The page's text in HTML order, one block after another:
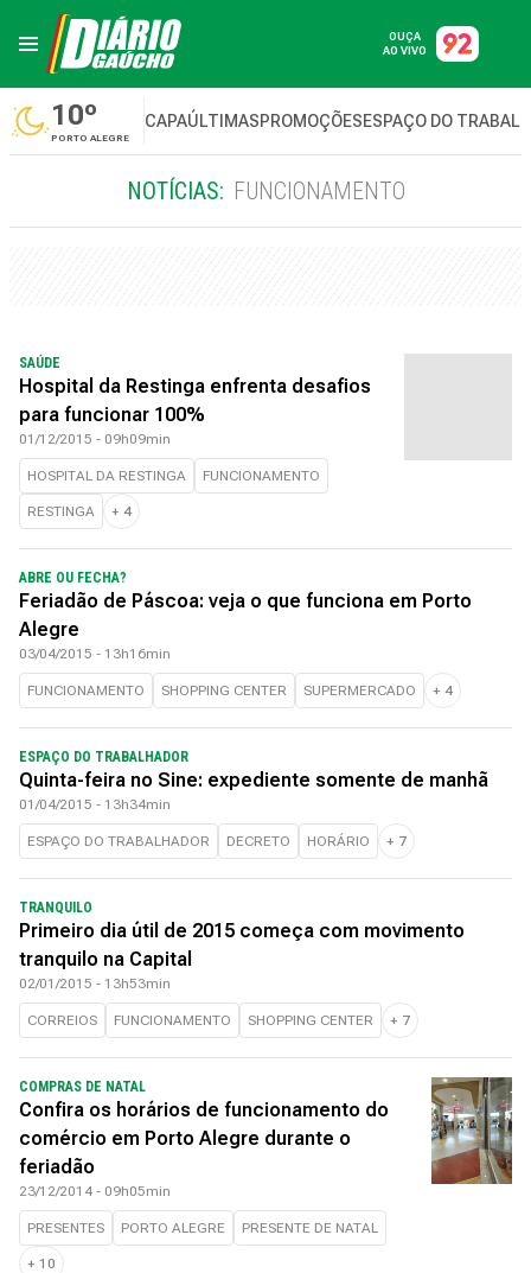
OUÇA
AO VIVO
10º
PORTO ALEGRE
CAPAÚLTIMASPROMOÇÕESESPAÇO DO
NOTÍCIAS: FUNCIONAMENTO
SAÚDE
Hospital da Restinga enfrenta desafios
para funcionar 100%
01/12/2015 - 09h09min
HOSPITAL DA RESTINGA FUNCIONAMENTO
RESTINGA + 4
ABRE OU FECHA?
Feriadão de Páscoa: veja o que funciona em Porto
Alegre
03/04/2015 - 13h16min
FUNCIONAMENTO SHOPPING CENTER SUPERMERCADO + 4
ESPAÇO DO TRABALHADOR
Quinta-feira no Sine: expediente somente de manhã
01/04/2015 - 13h34min
ESPAÇO DO TRABALHADOR DECRETO HORÁRIO + 7
TRANQUILO
Primeiro dia útil de 2015 começa com movimento
tranquilo na Capital
02/01/2015 - 13h53min
CORREIOS FUNCIONAMENTO SHOPPING CENTER + 7
COMPRAS DE NATAL
Confira os horários de funcionamento do
comércio em Porto Alegre durante o
feriadão
23/12/2014 - 09h05min
PRESENTES PORTO ALEGRE PRESENTE DE NATAL
+ 10